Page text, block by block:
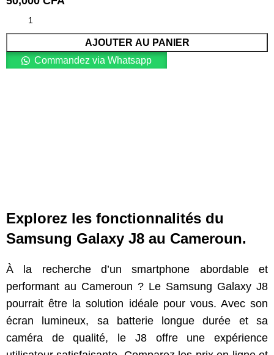
AJOUTER AU PANIER
Commandez via Whatsapp
Explorez les fonctionnalités du
Samsung Galaxy J8 au Cameroun.
À la recherche d’un smartphone abordable et
performant au Cameroun ? Le Samsung Galaxy J8
pourrait être la solution idéale pour vous. Avec son
écran lumineux, sa batterie longue durée et sa
caméra de qualité, le J8 offre une expérience